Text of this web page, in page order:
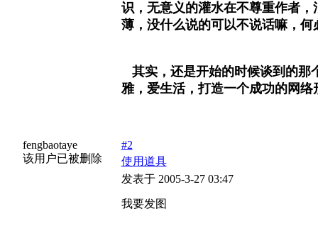
识，无意义的灌水在不尊重作者
薄，没什么说的可以不说话嘛，
其实，还是开始的时候谈到的
雅，爱生活，打造一个成功的网络
fengbaotaye
该用户已被删除
#2
使用道具
发表于 2005-3-27 03:47
我要发图